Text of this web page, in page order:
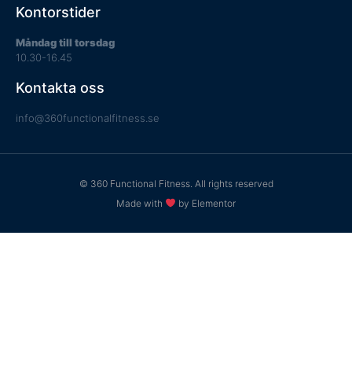
Kontorstider
Måndag till torsdag
10.30-16.45
Kontakta oss
info@360functionalfitness.se
© 360 Functional Fitness. All rights reserved
Made with
by Elementor